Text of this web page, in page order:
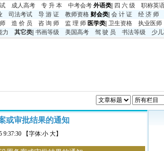
成人高考 专 升 本 中考会考 外语类| 四 六 级 职称英
司法考试 导 游 证 教师资格 财会类| 会 计 证 经 济 师
造 价 员 咨 询 师 监 理 师 医学类| 卫生资格 执业医师
力 其它类 书画等级 美国高考 驾 驶 员 书法等级 少
或审批结果的通知
9:37:30 【字体:小 大】